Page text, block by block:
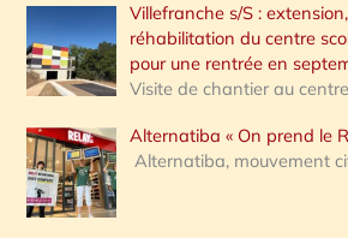
Villefranche s/S :
réhabilitation du centre
pour une rentrée en
Visite de chantier au
Alternatiba « On prend le
Alternatiba, mouvement